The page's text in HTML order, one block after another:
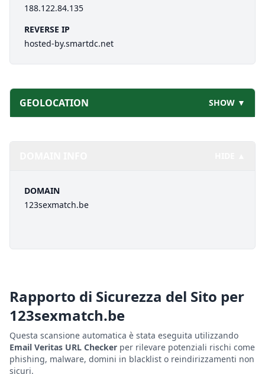
188.122.84.135
REVERSE IP
hosted-by.smartdc.net
GEOLOCATION SHOW ▼
DOMAIN
123sexmatch.be
Rapporto di Sicurezza del Sito per
123sexmatch.be
Questa scansione automatica è stata eseguita utilizzando
Email Veritas URL Checker per rilevare potenziali rischi come
phishing, malware, domini in blacklist o reindirizzamenti non
sicuri.